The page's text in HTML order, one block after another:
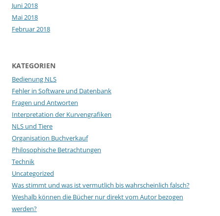
Juni 2018
Mai 2018
Februar 2018
KATEGORIEN
Bedienung NLS
Fehler in Software und Datenbank
Fragen und Antworten
Interpretation der Kurvengrafiken
NLS und Tiere
Organisation Buchverkauf
Philosophische Betrachtungen
Technik
Uncategorized
Was stimmt und was ist vermutlich bis wahrscheinlich falsch?
Weshalb können die Bücher nur direkt vom Autor bezogen
werden?